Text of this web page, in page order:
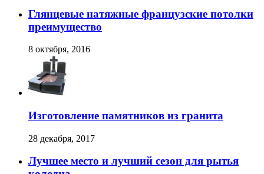
Глянцевые натяжные французские потолки
преимущество
8 октября, 2016
Изготовление памятников из гранита
28 декабря, 2017
Лучшее место и лучший сезон для рытья